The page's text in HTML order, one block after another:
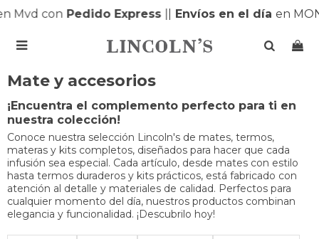
Mvd conPedido Express| Envíos en el díaen

Mate y accesorios
¡Encuentra el complemento perfecto para ti en
nuestra colección!
Conoce nuestra selección Lincoln's de mates, termos,
materas y kits completos, diseñados para hacer que cada
infusión sea especial. Cada artículo, desde mates con estilo
hasta termos duraderos y kits prácticos, está fabricado con
atención al detalle y materiales de calidad. Perfectos para
cualquier momento del día, nuestros productos combinan
elegancia y funcionalidad. ¡Descubrilo hoy!